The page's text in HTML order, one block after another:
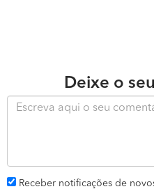
Deixe o
Receber notificações de